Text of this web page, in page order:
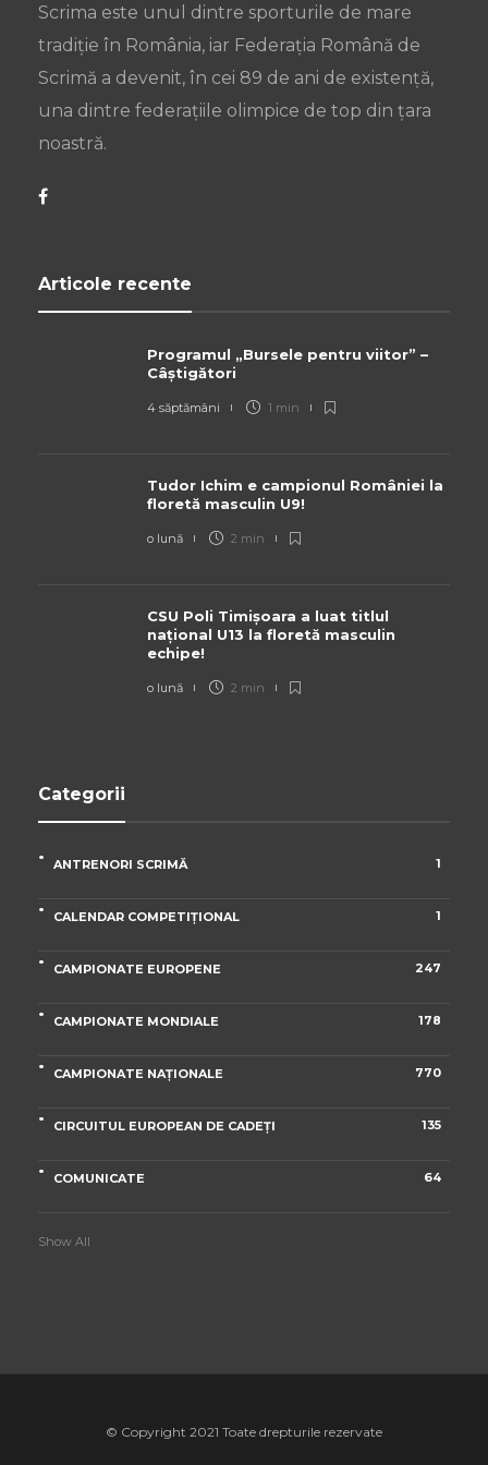
Scrima este unul dintre sporturile de mare
tradiție în România, iar Federația Română de
Scrimă a devenit, în cei 89 de ani de existență,
una dintre federațiile olimpice de top din țara
noastră.
Articole recente
Programul „Bursele pentru viitor” –
Câștigători
4 săptămâni 1 min
Tudor Ichim e campionul României la
floretă masculin U9!
o lună 2 min
CSU Poli Timișoara a luat titlul
național U13 la floretă masculin
echipe!
o lună 2 min
Categorii
ANTRENORI SCRIMĂ 1
CALENDAR COMPETIȚIONAL 1
CAMPIONATE EUROPENE 247
CAMPIONATE MONDIALE 178
CAMPIONATE NAȚIONALE 770
CIRCUITUL EUROPEAN DE CADEȚI 135
COMUNICATE 64
Show All
© Copyright 2021 Toate drepturile rezervate